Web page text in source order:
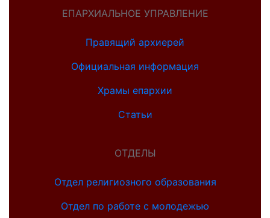
ЕПАРХИАЛЬНОЕ УПРАВЛЕНИЕ
Правящий архиерей
Официальная информация
Храмы епархии
Статьи
ОТДЕЛЫ
Отдел религиозного образования
Отдел по работе с молодежью